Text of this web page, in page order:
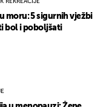
REKREACIJE
moru: 5 sigurnih vježbi
bol i poboljšati